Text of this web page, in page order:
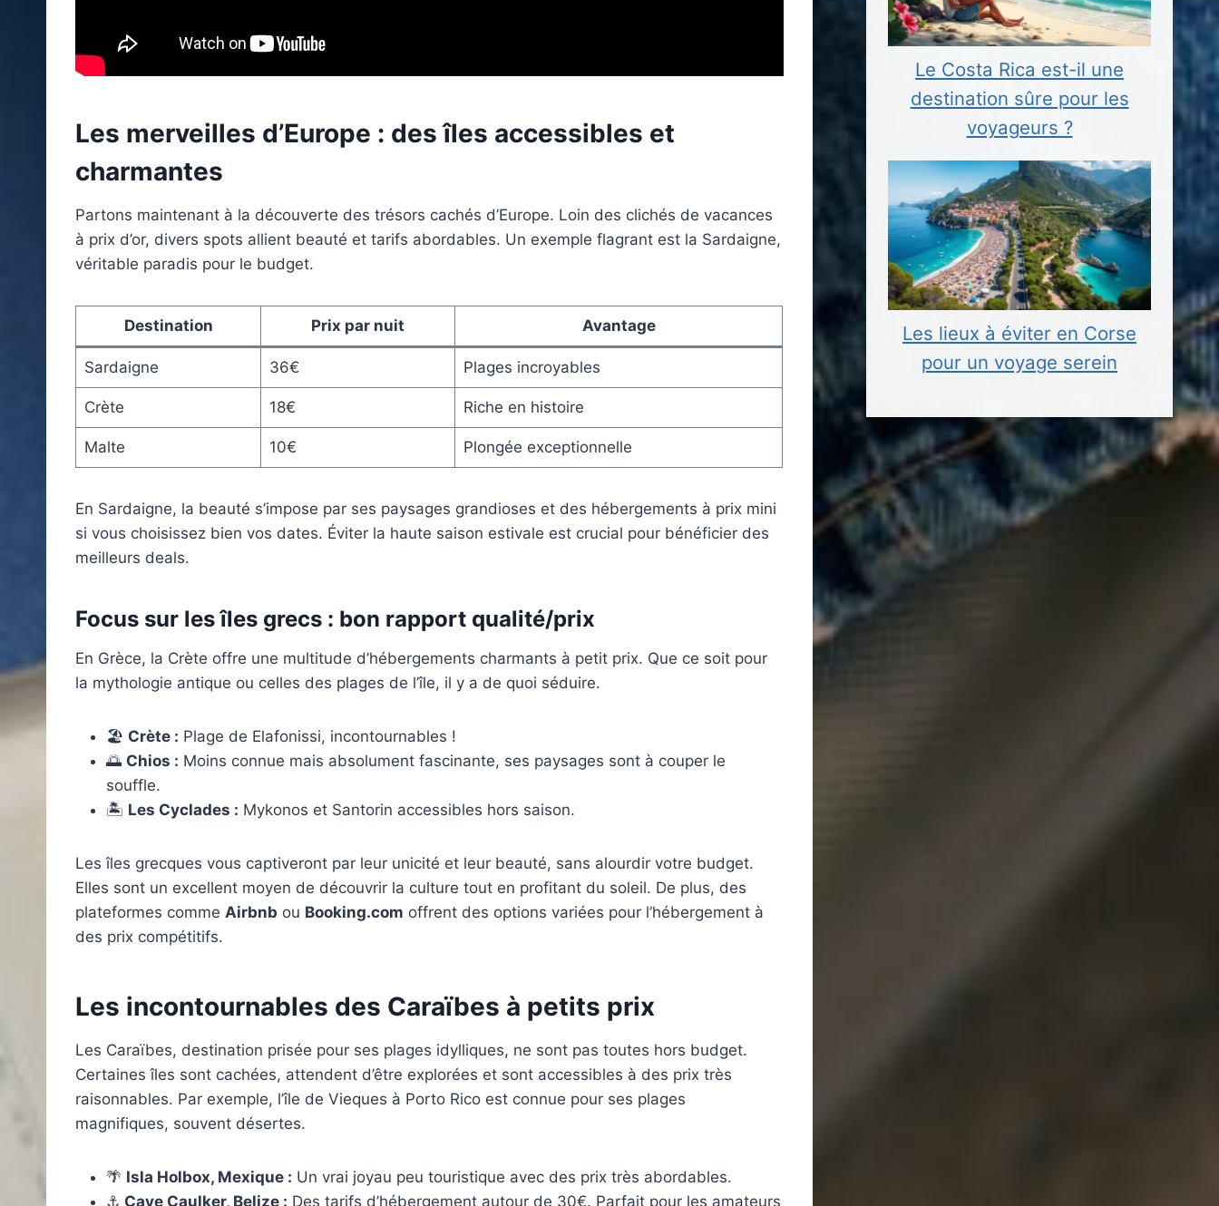
Les merveilles d’Europe : des îles accessibles et
charmantes
Partons maintenant à la découverte des trésors cachés d’Europe. Loin des clichés de vacances
à prix d’or, divers spots allient beauté et tarifs abordables. Un exemple flagrant est la Sardaigne,
véritable paradis pour le budget.
Destination Prix par nuit Avantage
Sardaigne 36€ Plages incroyables
Crète 18€ Riche en histoire
Malte 10€ Plongée exceptionnelle
En Sardaigne, la beauté s’impose par ses paysages grandioses et des hébergements à prix mini
si vous choisissez bien vos dates. Éviter la haute saison estivale est crucial pour bénéficier des
meilleurs deals.
Focus sur les îles grecs : bon rapport qualité/prix
En Grèce, la Crète offre une multitude d’hébergements charmants à petit prix. Que ce soit pour
la mythologie antique ou celles des plages de l’île, il y a de quoi séduire.
🏖️ Crète : Plage de Elafonissi, incontournables !
🌅 Chios : Moins connue mais absolument fascinante, ses paysages sont à couper le
souffle.
🏝️ Les Cyclades : Mykonos et Santorin accessibles hors saison.
Les îles grecques vous captiveront par leur unicité et leur beauté, sans alourdir votre budget.
Elles sont un excellent moyen de découvrir la culture tout en profitant du soleil. De plus, des
plateformes comme Airbnb ou Booking.com offrent des options variées pour l’hébergement à
des prix compétitifs.
Les incontournables des Caraïbes à petits prix
Les Caraïbes, destination prisée pour ses plages idylliques, ne sont pas toutes hors budget.
Certaines îles sont cachées, attendent d’être explorées et sont accessibles à des prix très
raisonnables. Par exemple, l’île de Vieques à Porto Rico est connue pour ses plages
magnifiques, souvent désertes.
🌴 Isla Holbox, Mexique : Un vrai joyau peu touristique avec des prix très abordables.
⚓ Caye Caulker, Belize : Des tarifs d’hébergement autour de 30€. Parfait pour les amateurs
Le Costa Rica est-il une
destination sûre pour les
voyageurs ?
Les lieux à éviter en Corse
pour un voyage serein